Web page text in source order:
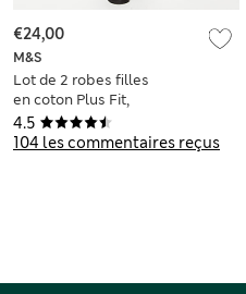
4.5
104 les commentaires reçus
M&S
Lot de 2 robes filles
en coton Plus Fit,
idéales pour l’école
(du 4 au 14 ans)
€24,00